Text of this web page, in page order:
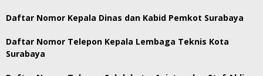
Daftar Nomor Kepala Dinas dan Kabid Pemkot Surabaya
Daftar Nomor Telepon Kepala Lembaga Teknis Kota
Surabaya